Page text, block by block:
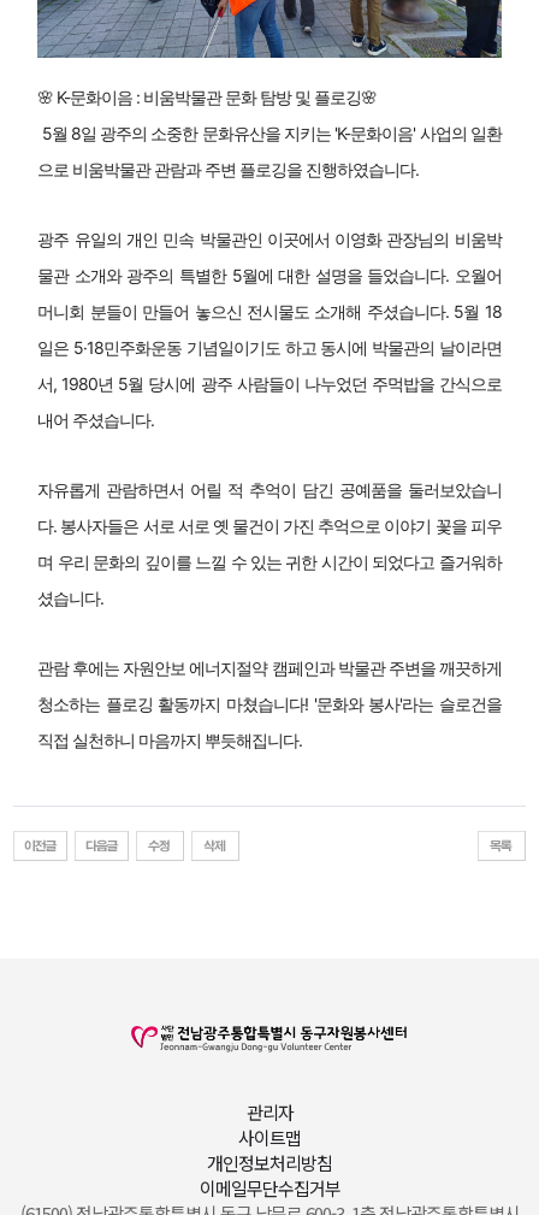
🌸 K-문화이음 : 비움박물관 문화 탐방 및 플로깅🌸
으로 비움박물관 관람과 주변 플로깅을 진행하였습니다.
광주 유일의 개인 민속 박물관인 이곳에서 이영화 관장님의 비움박
물관 소개와 광주의 특별한 5월에 대한 설명을 들었습니다. 오월어
머니회 분들이 만들어 놓으신 전시물도 소개해 주셨습니다. 5월 18
일은 5·18민주화운동 기념일이기도 하고 동시에 박물관의 날이라면
서, 1980년 5월 당시에 광주 사람들이 나누었던 주먹밥을 간식으로
내어 주셨습니다.
자유롭게 관람하면서 어릴 적 추억이 담긴 공예품을 둘러보았습니
다. 봉사자들은 서로 서로 옛 물건이 가진 추억으로 이야기 꽃을 피우
며 우리 문화의 깊이를 느낄 수 있는 귀한 시간이 되었다고 즐거워하
셨습니다.
관람 후에는 자원안보 에너지절약 캠페인과 박물관 주변을 깨끗하게
청소하는 플로깅 활동까지 마쳤습니다! '문화와 봉사'라는 슬로건을
직접 실천하니 마음까지 뿌듯해집니다.
관리자
사이트맵
개인정보처리방침
이메일무단수집거부